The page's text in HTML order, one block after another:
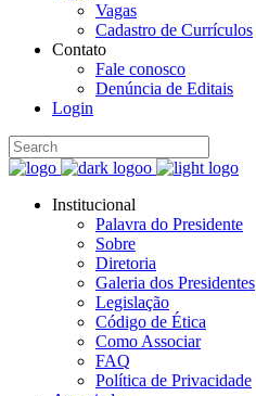
Vagas
Cadastro de Currículos
Contato
Fale conosco
Denúncia de Editais
Login
Institucional
Palavra do Presidente
Sobre
Diretoria
Galeria dos Presidentes
Legislação
Código de Ética
Como Associar
FAQ
Política de Privacidade